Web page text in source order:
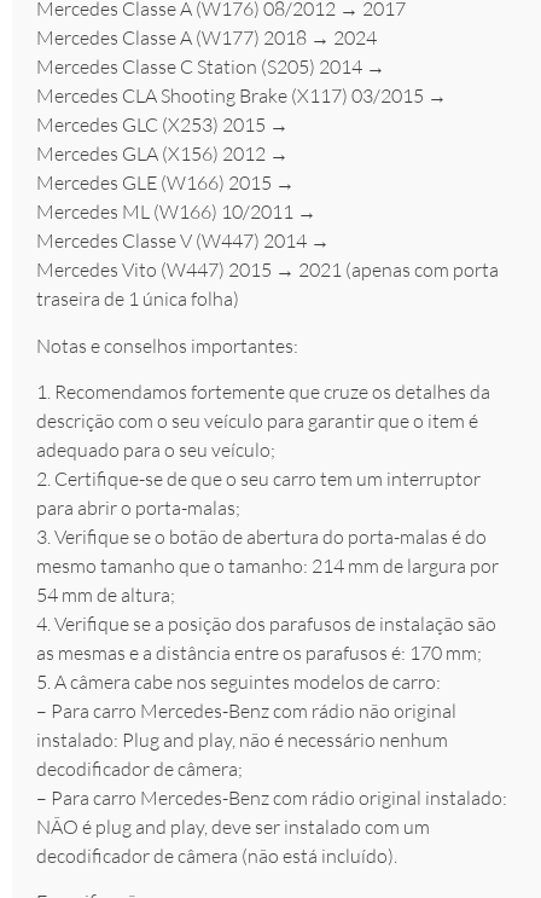
Mercedes Classe A (W176) 08/2012 → 2017
Mercedes Classe A (W177) 2018 → 2024
Mercedes Classe C Station (S205) 2014 →
Mercedes CLA Shooting Brake (X117) 03/2015 →
Mercedes GLC (X253) 2015 →
Mercedes GLA (X156) 2012 →
Mercedes GLE (W166) 2015 →
Mercedes ML (W166) 10/2011 →
Mercedes Classe V (W447) 2014 →
Mercedes Vito (W447) 2015 → 2021 (apenas com porta
traseira de 1 única folha)
Notas e conselhos importantes:
1. Recomendamos fortemente que cruze os detalhes da
descrição com o seu veículo para garantir que o item é
adequado para o seu veículo;
2. Certifique-se de que o seu carro tem um interruptor
para abrir o porta-malas;
3. Verifique se o botão de abertura do porta-malas é do
mesmo tamanho que o tamanho: 214 mm de largura por
54 mm de altura;
4. Verifique se a posição dos parafusos de instalação são
as mesmas e a distância entre os parafusos é: 170 mm;
5. A câmera cabe nos seguintes modelos de carro:
– Para carro Mercedes-Benz com rádio não original
instalado: Plug and play, não é necessário nenhum
decodificador de câmera;
– Para carro Mercedes-Benz com rádio original instalado:
NÃO é plug and play, deve ser instalado com um
decodificador de câmera (não está incluído).